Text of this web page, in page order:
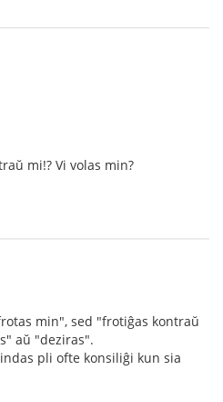
mi!? Vi volas min?
min", sed "frotiĝas kontraŭ
aŭ "deziras".
pli ofte konsiliĝi kun sia